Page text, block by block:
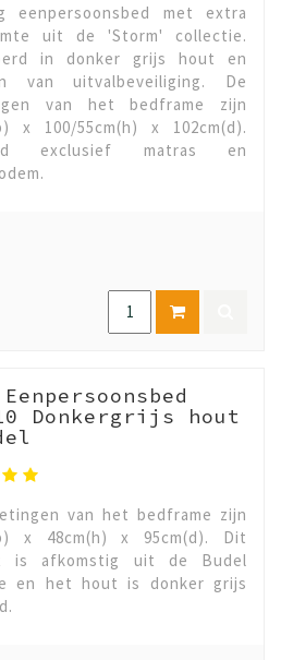
eenpersoonsbed met extra
uit de 'Storm' collectie.
in donker grijs hout en
van uitvalbeveiliging. De
van het bedframe zijn
x 100/55cm(h) x 102cm(d).
exclusief matras en
Eenpersoonsbed
Donkergrijs hout
van het bedframe zijn
x 48cm(h) x 95cm(d). Dit
is afkomstig uit de Budel
en het hout is donker grijs